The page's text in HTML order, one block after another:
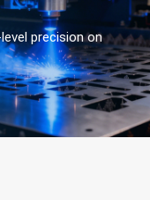
precision on